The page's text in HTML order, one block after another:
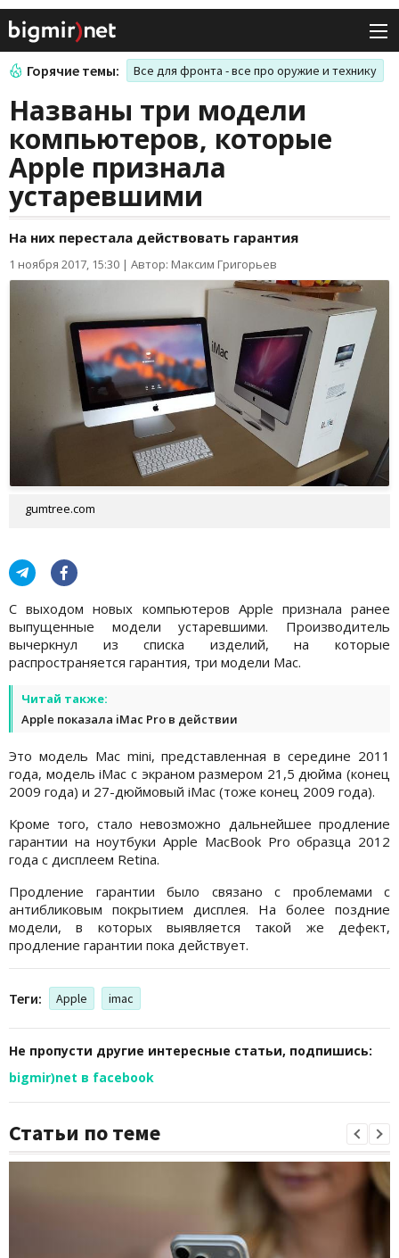
Горячие темы: Все для фронта - все про оружие и технику
Названы три модели
компьютеров, которые
Apple признала
устаревшими
На них перестала действовать гарантия
1 ноября 2017, 15:30 | Автор: Максим Григорьев
gumtree.com
С выходом новых компьютеров Apple признала ранее
выпущенные модели устаревшими. Производитель
вычеркнул из списка изделий, на которые
распространяется гарантия, три модели Mac.
Читай также:
Apple показала iMac Pro в действии
Это модель Mac mini, представленная в середине 2011
года, модель iMac с экраном размером 21,5 дюйма (конец
2009 года) и 27-дюймовый iMac (тоже конец 2009 года).
Кроме того, стало невозможно дальнейшее продление
гарантии на ноутбуки Apple MacBook Pro образца 2012
года с дисплеем Retina.
Продление гарантии было связано с проблемами с
антибликовым покрытием дисплея. На более поздние
модели, в которых выявляется такой же дефект,
продление гарантии пока действует.
Теги: Apple imac
Не пропусти другие интересные статьи, подпишись:
bigmir)net в facebook
Статьи по теме